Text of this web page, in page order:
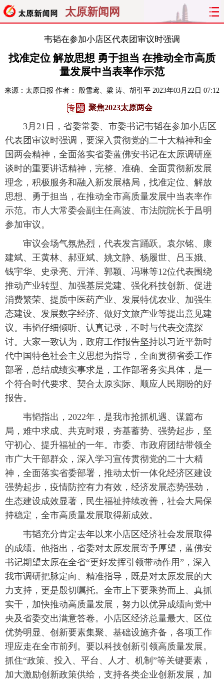
太原新闻网
聚焦 太原
经济 关注 文明 出行
纵横 曝光 综合 专题
理财 政务
看天下 晋月读 最太原 网罗民生
太原日报 太原晚报 热评 社区
韦韬在参加小店区代表团审议时强调
找准定位 解放思想 勇于担当 在推动全市高质
量发展中当表率作示范
来源： 太原日报 作者： 殷雪鸢、梁 涛、胡引平 2023年03月22日 07:12
聚焦2023太原两会
3月21日，省委常委、市委书记韦韬在参加小店区
代表团审议时强调，要深入贯彻党的二十大精神和全
国两会精神，全面落实省委蓝佛安书记在太原调研座
谈时的重要讲话精神，完整、准确、全面贯彻新发展
理念，积极服务和融入新发展格局，找准定位、解放
思想、勇于担当，在推动全市高质量发展中当表率作
示范。市人大常委会副主任高波、市法院院长于昌明
参加审议。
审议会场气氛热烈，代表发言踊跃。袁尔铭、康
建斌、王黄林、郝亚斌、姚文静、杨履世、吕玉娥、
钱宇华、史录亮、亓洋、郭颖、冯琳等12位代表围绕
推动产业转型、加强基层党建、强化科技创新、促进
消费繁荣、提质中医药产业、发展特优农业、加强生
态建设、发展数字经济、做好文旅产业等提出意见建
议。韦韬仔细倾听、认真记录，不时与代表交流探
讨。大家一致认为，政府工作报告坚持以习近平新时
代中国特色社会主义思想为指导，全面贯彻省委工作
部署，总结成绩实事求是，工作部署务实具体，是一
个符合时代要求、契合太原实际、顺应人民期盼的好
报告。
韦韬指出，2022年，是我市抢抓机遇、谋篇布
局，难中求成、共克时艰，夯基蓄势、强势起步，坚
守初心、提升福祉的一年。市委、市政府团结带领全
市广大干部群众，深入学习宣传贯彻党的二十大精
神，全面落实省委部署，推动太忻一体化经济区建设
强势起步，疫情防控有力有效，经济发展态势强劲，
生态建设成效显著，民生福祉持续改善，社会大局保
持稳定，全市高质量发展取得新成效。
韦韬充分肯定去年以来小店区经济社会发展取得
的成绩。他指出，省委对太原发展寄予厚望，蓝佛安
书记期望太原在全省“更好发挥引领带动作用”，深入
我市调研把脉定向、精准指导，既是对太原发展的大
力支持，更是殷切嘱托。全市上下要乘势而上、真抓
实干，加快推动高质量发展，努力以优异成绩向党中
央及省委交出满意答卷。小店区经济总量最大、区位
优势明显、创新要素集聚、基础设施齐备，各项工作
理应走在全市前列。要以科技创新引领高质量发展。
抓住“政策、投入、平台、人才、机制”等关键要素，
加大激励创新政策供给，支持各类企业创新发展，加